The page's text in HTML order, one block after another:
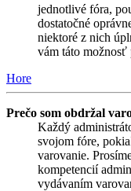
jednotlivé fóra,
dostatočné
niektoré z nich
vám táto možnosť
Hore
Prečo som obdržal
Každý
svojom fóre,
varovanie.
kompetencií
vydávaním